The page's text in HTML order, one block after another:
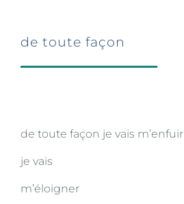
de toute façon
de toute façon je vais m’enfuir
je vais
m’éloigner